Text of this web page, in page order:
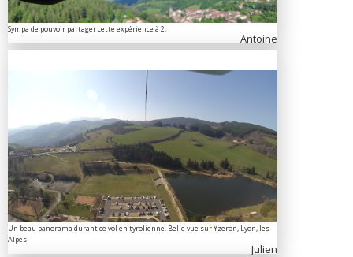
Sympa de pouvoir partager cette expérience à 2.
Antoine
Un beau panorama durant ce vol en tyrolienne. Belle vue sur Yzeron, Lyon, les
Alpes
Julien